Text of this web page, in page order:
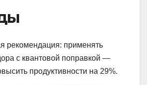
рекомендация: применять
с квантовой поправкой —
продуктивности на 29%.